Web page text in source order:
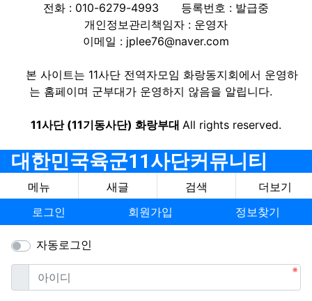
전화 : 010-6279-4993
등록번호 : 발급중
개인정보관리책임자 : 운영자
이메일 : jplee76@naver.com
본 사이트는 11사단 전역자모임 화랑동지회에서 운영하
는 홈페이며 군부대가 운영하지 않음을 알립니다.
11사단 (11기동사단) 화랑부대 All rights reserved.
대한민국육군11사단커뮤니티
메뉴 새글 검색
더보기
로그인
회원가입 정보찾기
자동로그인
아이디필수